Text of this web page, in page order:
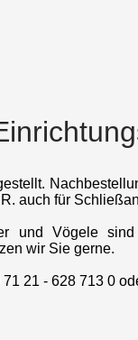
auch für
und Vögele
wir Sie gerne.
21 - 628 713 0